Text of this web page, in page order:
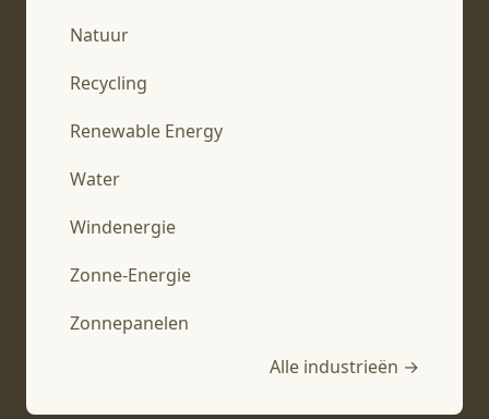
Natuur
Recycling
Renewable Energy
Water
Windenergie
Zonne-Energie
Zonnepanelen
Alle industrieën →